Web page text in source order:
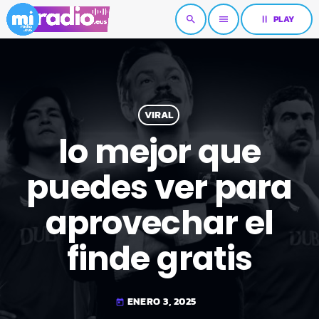
search menu pause PLAY
VIRAL
lo mejor que
puedes ver para
aprovechar el
finde gratis
today ENERO 3, 2025